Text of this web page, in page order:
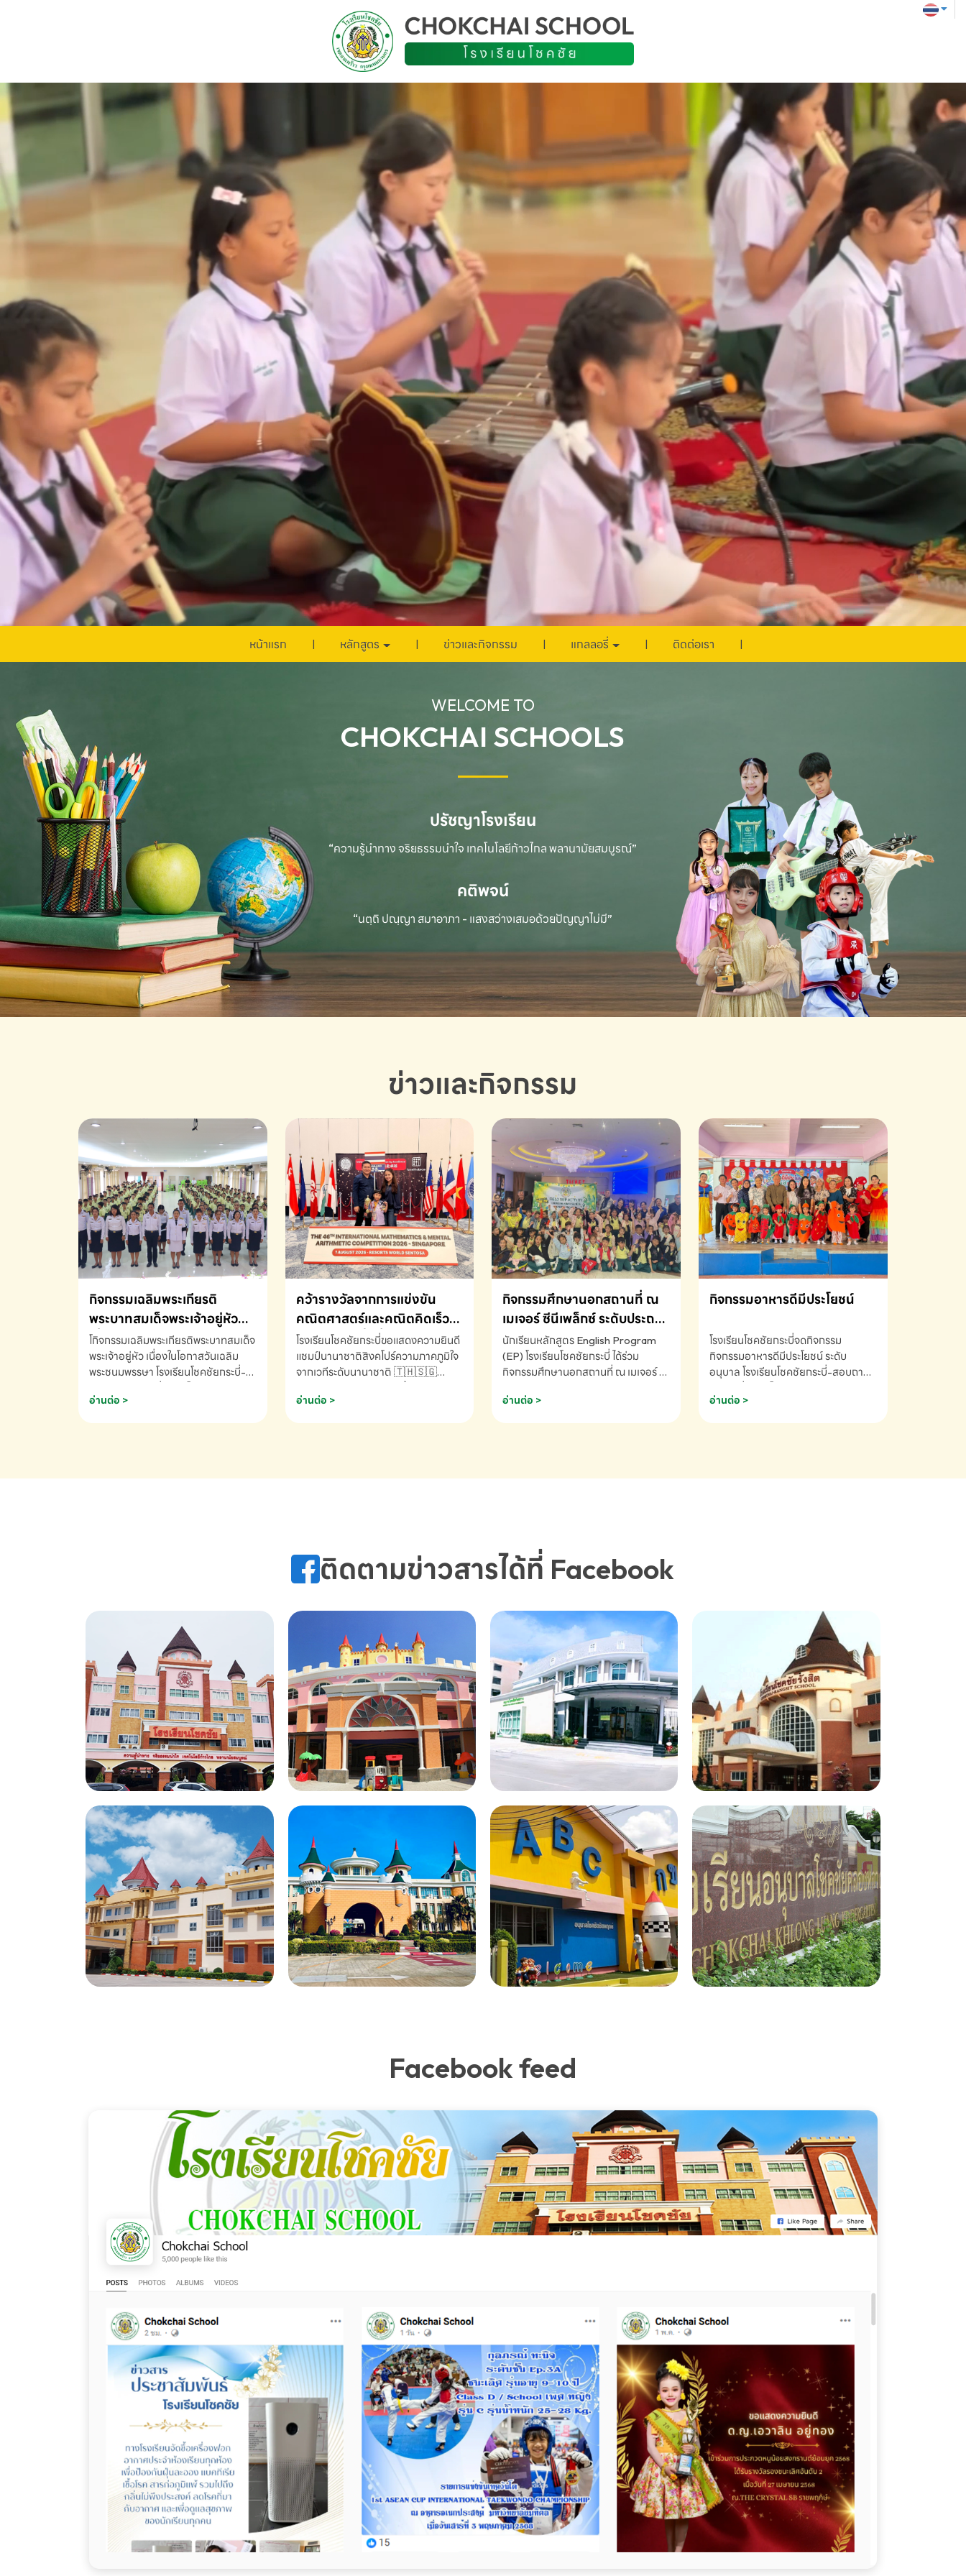
หน้าแรก หลักสูตร ข่าวและกิจกรรม แกลลอรี่ ติดต่อเรา
WELCOME TO
CHOKCHAI SCHOOLS
ปรัชญาโรงเรียน
“ความรู้นำทาง จริยธรรมนำใจ เทคโนโลยีก้าวไกลพลานามัยสมบูรณ์”
คติพจน์
“นตฺถิ ปณฺญา สมาอาภา - แสงสว่างเสมอด้วยปัญญาไม่มี”
ข่าวและกิจกรรม
กิจกรรมเฉลิมพระเกียรติ
พระบาทสมเด็จพระเจ้าอยู่หัว
เนื่องในโอกาสวันเฉลิม
พระชนมพรรษา
โกิจกรรมเฉลิมพระเกียรติพระบาทสมเด็จ
พระเจ้าอยู่หัว เนื่องในโอกาสวันเฉลิม
พระชนมพรรษา โรงเรียนโชคชัยกระบี่-
691910
อ่านต่อ >
คว้ารางวัลจากการแข่งขัน
คณิตศาสตร์และคณิตคิดเร็ว
นานาชาติ ครั้งที่ 46 ประจำปี
2569 ณ ประเทศสิงคโปร์
โรงเรียนโชคชัยกระบี่ขอแสดงความยินดี
แชมป์นานาชาติสิงคโปร์ความภาคภูมิใจ
จากเวทีระดับนานาชาติ 🇹🇭🇸🇬
K3 โรงเรียนโชคชัยกระบี่ จ.กระบี่ คว้า
AND MENTAL ARITHMETIC
Arithmetic Competition K2(Grop)
โรงเรียนโชคชัยกระบี่-สอบถามข้อมูล
อ่านต่อ >
กิจกรรมศึกษานอกสถานที่ ณ
เมเจอร์ ซีนีเพล็กซ์ ระดับประถม
ศึกษา (EP.1-6)
นักเรียนหลักสูตร English Program
(EP) โรงเรียนโชคชัยกระบี่ ได้ร่วม
กิจกรรมศึกษานอกสถานที่ ณ เมเจอร์ ซี
(Soundtrack)เพื่อเสริมทักษะการฟัง
โชคชัยกระบี่-สอบถามข้อมูลเพิ่มเติม
อ่านต่อ >
กิจกรรมอาหารดีมีประโยชน์
โรงเรียนโชคชัยกระบี่จดกิจกรรม
กิจกรรมอาหารดีมีประโยชน์ ระดับ
อนุบาล โรงเรียนโชคชัยกระบี่-สอบถาม
อ่านต่อ >
ติดตามข่าวสารได้ที่ Facebook
Facebook feed